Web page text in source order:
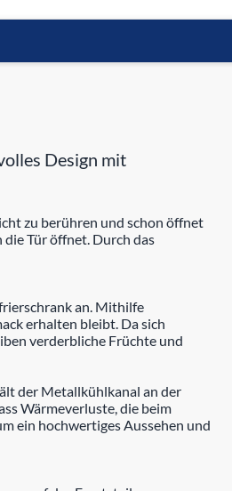
Design mit
zu berühren und schon öffnet
die Tür öffnet. Durch das
an. Mithilfe
erhalten bleibt. Da sich
verderbliche Früchte und
der Metallkühlkanal an der
Wärmeverluste, die beim
ein hochwertiges Aussehen und